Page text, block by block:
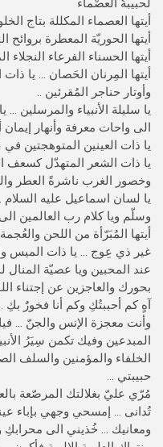
لحبيبةُ العصْماء
أيتها العصماء المكللة بتاج
أيتها الحوريّة المعطرة بروائح
أيتها الحسناء الفرعاء
أيتها المِرنان الحَصان … يا
وأوتار حناجر المُقرئين ..
يا سليلة الأنبياء والمرسلين …
الى واحات معرفة وأنهار إيمان
يا ذات العينين المتوهجتين
يا ذات الشعر المتهدّل كسعف
وخصور الغرب ناشرةً العطر
يا لسان اسماعيل عليه
وسلّم ويا كلام رب العالمين
أيتها المُبَرّأة من اللحن
غير ذي عِوج … يا ذات الميس
عند المحبين ويا عصيّة
بحورك والعاجزين عن إجتناء
آهٍ كم أحببتُكِ وكم أنا فخورٌ
وأنت معجزة الإنس والجنّ …
المبدعين وفيك تكمن سِيَرُ
الخلفاء والمؤمنين والسلف
حبيبتي …
مُرّي عليّ بغلالتك المرصّعة
تُدانى … إمسحي وجهي بإباء
ومعانيك … خُذيني الى محرابكِ